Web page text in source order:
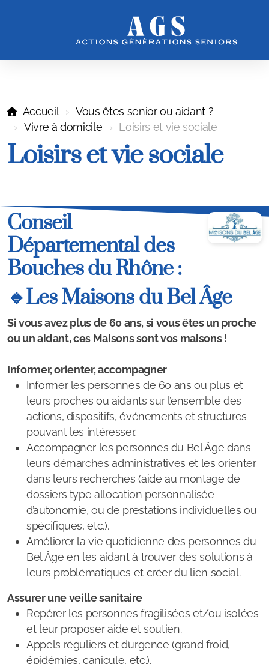
Accueil
Vous êtes senior ou aidant ?
Vivre à domicile
Loisirs et vie sociale
Loisirs et vie sociale
Conseil
Départemental des
Bouches du Rhône :
🔹Les Maisons du Bel Âge
Si vous avez plus de 60 ans, si vous êtes un proche
ou un aidant, ces Maisons sont vos maisons !
Informer, orienter, accompagner
Informer les personnes de 60 ans ou plus et
leurs proches ou aidants sur l’ensemble des
actions, dispositifs, événements et structures
pouvant les intéresser.
Accompagner les personnes du Bel Âge dans
leurs démarches administratives et les orienter
dans leurs recherches (aide au montage de
dossiers type allocation personnalisée
d’autonomie, ou de prestations individuelles ou
spécifiques, etc.).
Améliorer la vie quotidienne des personnes du
Bel Âge en les aidant à trouver des solutions à
leurs problématiques et créer du lien social.
Assurer une veille sanitaire
Repérer les personnes fragilisées et/ou isolées
et leur proposer aide et soutien.
Appels réguliers et d’urgence (grand froid,
épidémies, canicule, etc.).
Notre Association
Notre équipe
Pôle Infos seniors
Programme Agir âgé
RESLEN
Géront'O Sport
Vivre à domicile
Aides pour le maintien à domicile
APA
Aides des caisses de retraite
Portage de repas
Transports
Accès aux soins